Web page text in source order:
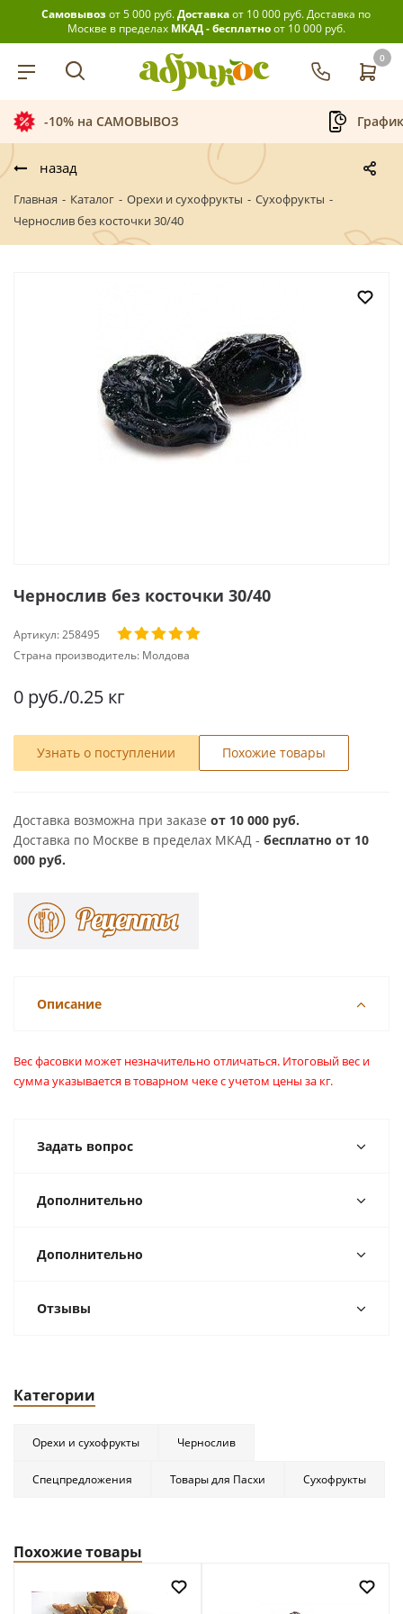
Самовывозот 5 000 руб.Доставкаот 10 000 руб.Доставка по
Москве в пределах МКАД - бесплатноот 10 000 руб.
0
График приёма заказов
назад
Главная - Каталог - Орехи и сухофрукты - Сухофрукты -
Чернослив без косточки 30/40
Чернослив без косточки 30/40
Артикул:258495
Страна производитель: Молдова
0 руб./0.25 кг
Узнать о поступлении Похожие товары
Доставка возможна при заказе от 10 000 руб.
Доставка по Москве в пределах МКАД - бесплатно от 10
000 руб.
Описание
Вес фасовки может незначительно отличаться. Итоговый вес и
сумма указывается в товарном чеке с учетом цены за кг.
Задать вопрос
Дополнительно
Дополнительно
Отзывы
Категории
Орехи и сухофрукты Чернослив
Спецпредложения Товары для Пасхи Сухофрукты
Похожие товары